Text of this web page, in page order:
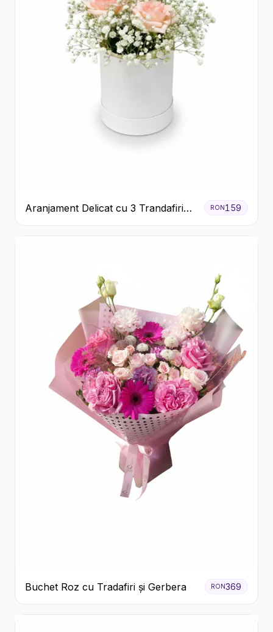
Aranjament Delicat cu 3 Trandafiri
Roz în Cutie Albă
RON 159
Buchet Roz cu Tradafiri și Gerbera RON369